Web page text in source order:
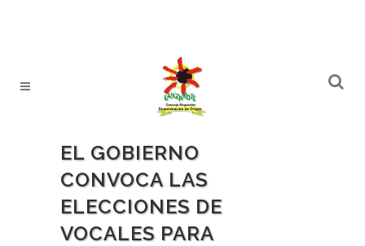
EL GOBIERNO
CONVOCA LAS
ELECCIONES DE
VOCALES PARA